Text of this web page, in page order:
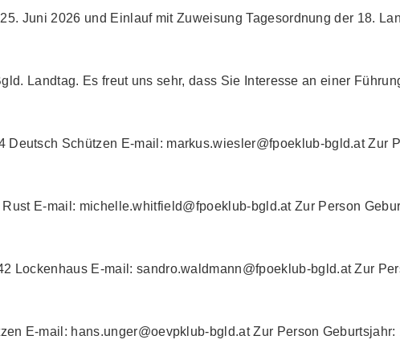
Juni 2026 und Einlauf mit Zuweisung Tagesordnung der 18.
Landtag. Es freut uns sehr, dass Sie Interesse an einer
Schützen E-mail: markus.wiesler@fpoeklub-bgld.at Zur
E-mail: michelle.whitfield@fpoeklub-bgld.at Zur Person
Lockenhaus E-mail: sandro.waldmann@fpoeklub-bgld.at Zur
E-mail: hans.unger@oevpklub-bgld.at Zur Person Geburtsjahr: